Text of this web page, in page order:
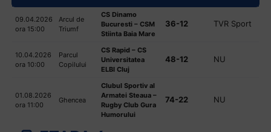
09.04.2026
ora 15:00
Arcul de
Triumf
CS Dinamo
Bucuresti – CSM
Stiinta Baia Mare
36-12 TVR Sport
10.04.2026
ora 10:00
Parcul
Copilului
CS Rapid – CS
Universitatea
ELBI Cluj
48-12 NU
01.08.2026
ora 11:00
Ghencea
Clubul Sportiv al
Armatei Steaua –
Rugby Club Gura
Humorului
74-22 NU